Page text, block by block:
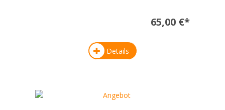
65,00 €*
Details